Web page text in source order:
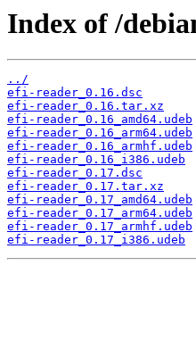
Index of /
../
efi-reader_0.16.dsc
efi-reader_0.16.tar.xz
efi-reader_0.16_amd64.udeb
efi-reader_0.16_arm64.udeb
efi-reader_0.16_armhf.udeb
efi-reader_0.16_i386.udeb
efi-reader_0.17.dsc
efi-reader_0.17.tar.xz
efi-reader_0.17_amd64.udeb
efi-reader_0.17_arm64.udeb
efi-reader_0.17_armhf.udeb
efi-reader_0.17_i386.udeb